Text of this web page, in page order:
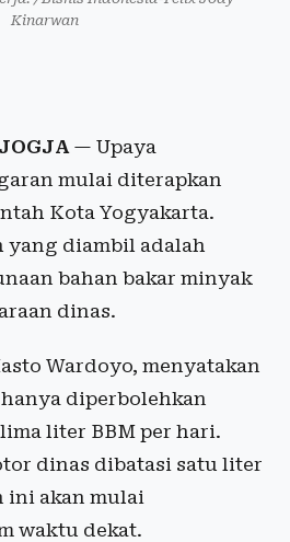
Kinarwan
— Upaya
mulai diterapkan
Kota Yogyakarta.
yang diambil adalah
bahan bakar minyak
dinas.
Wardoyo, menyatakan
diperbolehkan
liter BBM per hari.
dinas dibatasi satu liter
ini akan mulai
waktu dekat.